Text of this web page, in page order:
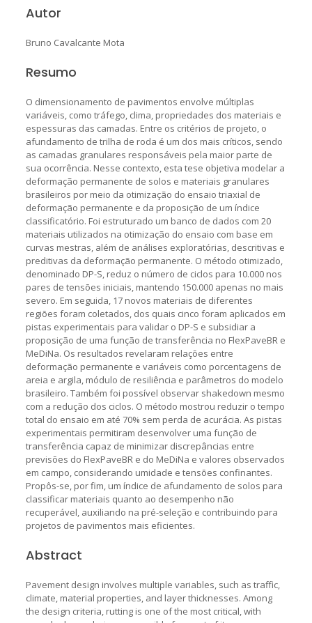
Autor
Bruno Cavalcante Mota
Resumo
O dimensionamento de pavimentos envolve múltiplas
variáveis, como tráfego, clima, propriedades dos materiais e
espessuras das camadas. Entre os critérios de projeto, o
afundamento de trilha de roda é um dos mais críticos, sendo
as camadas granulares responsáveis pela maior parte de
sua ocorrência. Nesse contexto, esta tese objetiva modelar a
deformação permanente de solos e materiais granulares
brasileiros por meio da otimização do ensaio triaxial de
deformação permanente e da proposição de um índice
classificatório. Foi estruturado um banco de dados com 20
materiais utilizados na otimização do ensaio com base em
curvas mestras, além de análises exploratórias, descritivas e
preditivas da deformação permanente. O método otimizado,
denominado DP-S, reduz o número de ciclos para 10.000 nos
pares de tensões iniciais, mantendo 150.000 apenas no mais
severo. Em seguida, 17 novos materiais de diferentes
regiões foram coletados, dos quais cinco foram aplicados em
pistas experimentais para validar o DP-S e subsidiar a
proposição de uma função de transferência no FlexPaveBR e
MeDiNa. Os resultados revelaram relações entre
deformação permanente e variáveis como porcentagens de
areia e argila, módulo de resiliência e parâmetros do modelo
brasileiro. Também foi possível observar shakedown mesmo
com a redução dos ciclos. O método mostrou reduzir o tempo
total do ensaio em até 70% sem perda de acurácia. As pistas
experimentais permitiram desenvolver uma função de
transferência capaz de minimizar discrepâncias entre
previsões do FlexPaveBR e do MeDiNa e valores observados
em campo, considerando umidade e tensões confinantes.
Propôs-se, por fim, um índice de afundamento de solos para
classificar materiais quanto ao desempenho não
recuperável, auxiliando na pré-seleção e contribuindo para
projetos de pavimentos mais eficientes.
Abstract
Pavement design involves multiple variables, such as traffic,
climate, material properties, and layer thicknesses. Among
the design criteria, rutting is one of the most critical, with